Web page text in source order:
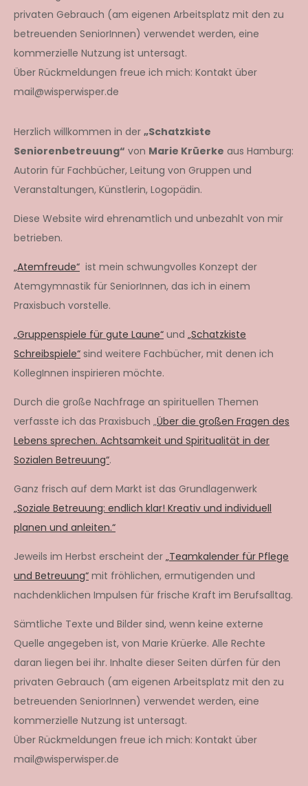
privaten Gebrauch (am eigenen Arbeitsplatz mit den zu
betreuenden SeniorInnen) verwendet werden, eine
kommerzielle Nutzung ist untersagt.
Über Rückmeldungen freue ich mich: Kontakt über
mail@wisperwisper.de
Herzlich willkommen in der „Schatzkiste
Seniorenbetreuung“ von Marie Krüerke aus Hamburg:
Autorin für Fachbücher, Leitung von Gruppen und
Veranstaltungen, Künstlerin, Logopädin.
Diese Website wird ehrenamtlich und unbezahlt von mir
betrieben.
„Atemfreude“ ist mein schwungvolles Konzept der
Atemgymnastik für SeniorInnen, das ich in einem
Praxisbuch vorstelle.
„Gruppenspiele für gute Laune“ und „Schatzkiste
Schreibspiele“ sind weitere Fachbücher, mit denen ich
KollegInnen inspirieren möchte.
Durch die große Nachfrage an spirituellen Themen
verfasste ich das Praxisbuch „Über die großen Fragen des
Lebens sprechen. Achtsamkeit und Spiritualität in der
Sozialen Betreuung“.
Ganz frisch auf dem Markt ist das Grundlagenwerk
„Soziale Betreuung: endlich klar! Kreativ und individuell
planen und anleiten.“
Jeweils im Herbst erscheint der „Teamkalender für Pflege
und Betreuung“ mit fröhlichen, ermutigenden und
nachdenklichen Impulsen für frische Kraft im Berufsalltag.
Sämtliche Texte und Bilder sind, wenn keine externe
Quelle angegeben ist, von Marie Krüerke. Alle Rechte
daran liegen bei ihr. Inhalte dieser Seiten dürfen für den
privaten Gebrauch (am eigenen Arbeitsplatz mit den zu
betreuenden SeniorInnen) verwendet werden, eine
kommerzielle Nutzung ist untersagt.
Über Rückmeldungen freue ich mich: Kontakt über
mail@wisperwisper.de